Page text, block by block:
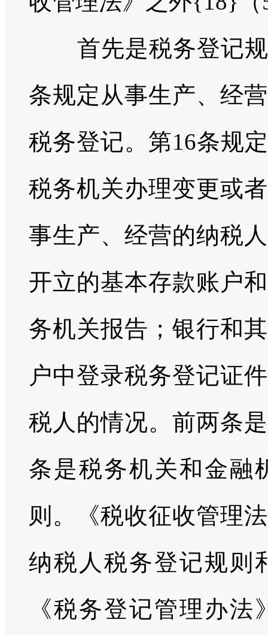
首先是税务登记
条规定从事生产、经
税务登记。第16条规
税务机关办理变更或
事生产、经营的纳税
开立的基本存款账户
务机关报告；银行和
户中登录税务登记证
税人的情况。前两条
条是税务机关和金融
则。《税收征收管理
纳税人税务登记规则
《税务登记管理办